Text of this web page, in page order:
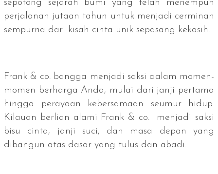
sepotong sejarah bumi yang telah menempuh
perjalanan jutaan tahun untuk menjadi cerminan
sempurna dari kisah cinta unik sepasang kekasih.
Frank & co. bangga menjadi saksi dalam momen-
momen berharga Anda, mulai dari janji pertama
hingga perayaan kebersamaan seumur hidup.
Kilauan berlian alami Frank & co. menjadi saksi
bisu cinta, janji suci, dan masa depan yang
dibangun atas dasar yang tulus dan abadi.